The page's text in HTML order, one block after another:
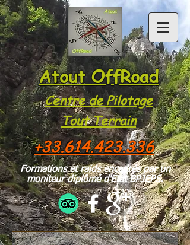
Atout OffRoad
Centre de Pilotage
Tout Terrain
+33.614.423.336
Formations et raids encadrés par un
moniteur diplômé d'État BPJEPS.